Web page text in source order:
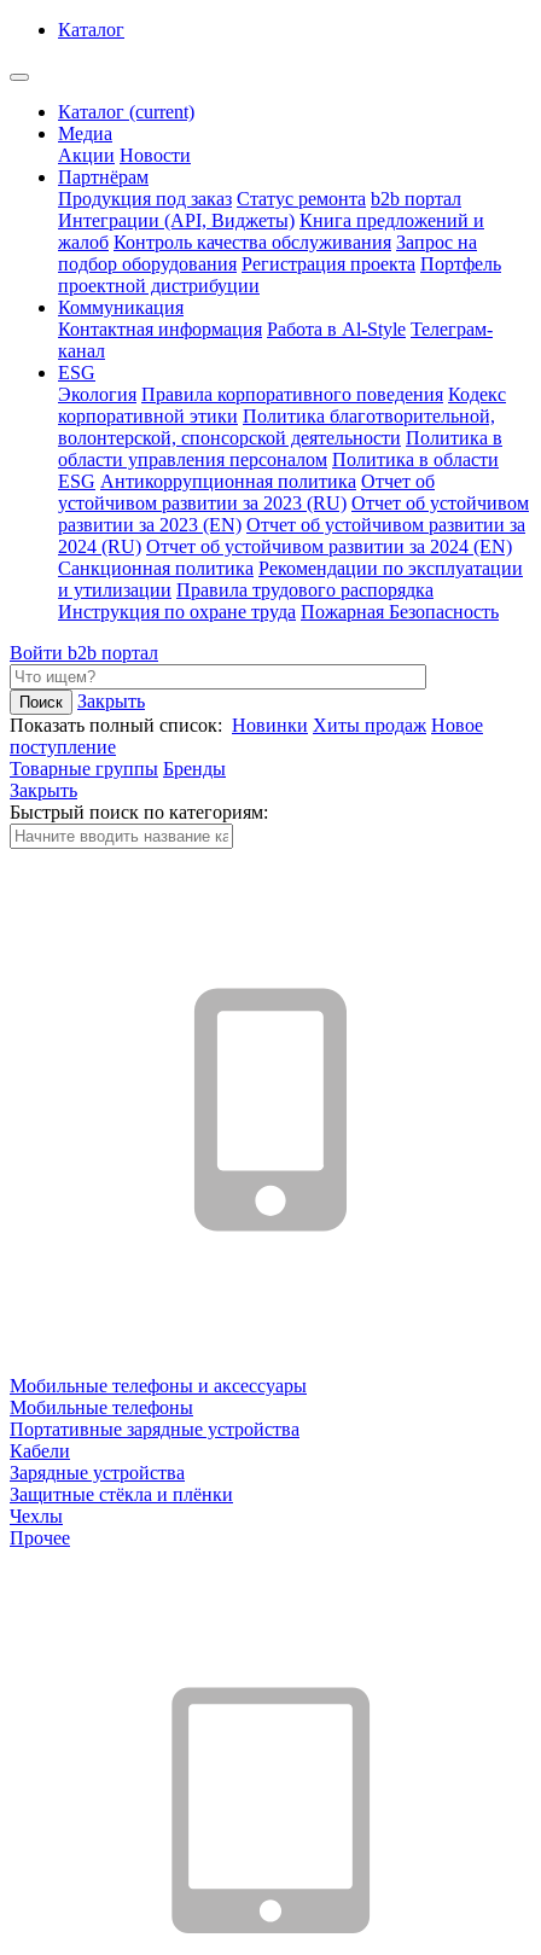
Каталог
Каталог (current)
Медиа
Акции Новости
Партнёрам
Продукция под заказ Статус ремонта b2b портал
Интеграции (API, Виджеты) Книга предложений и
жалоб Контроль качества обслуживания Запрос на
подбор оборудования Регистрация проекта Портфель
проектной дистрибуции
Коммуникация
Контактная информация Работа в Al-Style Телеграм-
канал
ESG
Экология Правила корпоративного поведения Кодекс
корпоративной этики Политика благотворительной,
волонтерской, спонсорской деятельности Политика в
области управления персоналом Политика в области
ESG Антикоррупционная политика Отчет об
устойчивом развитии за 2023 (RU) Отчет об устойчивом
развитии за 2023 (EN) Отчет об устойчивом развитии за
2024 (RU) Отчет об устойчивом развитии за 2024 (EN)
Санкционная политика Рекомендации по эксплуатации
и утилизации Правила трудового распорядка
Инструкция по охране труда Пожарная Безопасность
Войти b2b портал
Закрыть
Показать полный список: Новинки Хиты продаж Новое
поступление
Товарные группы Бренды
Закрыть
Быстрый поиск по категориям:
Мобильные телефоны и аксессуары
Мобильные телефоны
Портативные зарядные устройства
Кабели
Зарядные устройства
Защитные стёкла и плёнки
Чехлы
Прочее